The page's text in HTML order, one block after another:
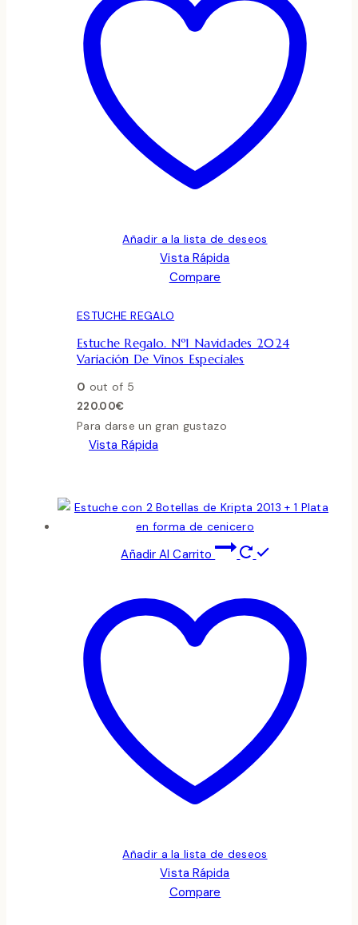
Añadir a la lista de deseos
Vista Rápida
Compare
ESTUCHE REGALO
Estuche Regalo. Nº1 Navidades 2024
Variación De Vinos Especiales
0 out of 5
220.00€
Para darse un gran gustazo
Vista Rápida
Añadir Al Carrito
Añadir a la lista de deseos
Vista Rápida
Compare